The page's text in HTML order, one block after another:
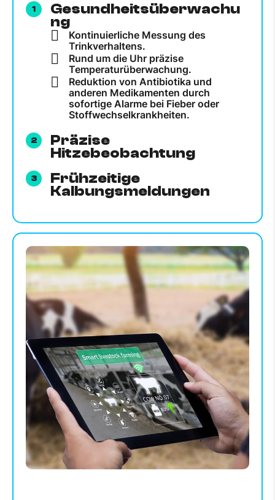
Gesundheitsüberwachu
ng
Kontinuierliche Messung des
Trinkverhaltens.
Rund um die Uhr präzise
Temperaturüberwachung.
Reduktion von Antibiotika und
anderen Medikamenten durch
sofortige Alarme bei Fieber oder
Stoffwechselkrankheiten.
Präzise
Hitzebeobachtung
Frühzeitige
Kalbungsmeldungen